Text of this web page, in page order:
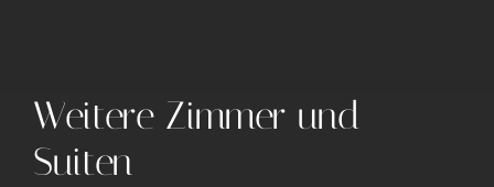
Weitere Zimmer und
Suiten